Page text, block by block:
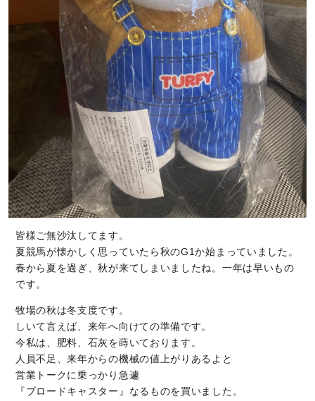
皆様ご無沙汰してます。
夏競馬が懐かしく思っていたら秋のG1か始まっていました。
春から夏を過ぎ、秋が来てしまいましたね。一年は早いもの
です。
牧場の秋は冬支度です。
しいて言えば、来年へ向けての準備です。
今私は、肥料、石灰を蒔いております。
人員不足、来年からの機械の値上がりあるよと
営業トークに乗っかり急遽
『ブロードキャスター』なるものを買いました。